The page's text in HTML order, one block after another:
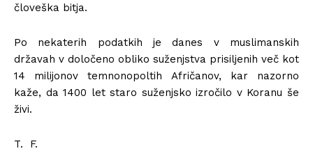
človeška bitja.
Po nekaterih podatkih je danes v muslimanskih
državah v določeno obliko suženjstva prisiljenih več kot
14 milijonov temnonopoltih Afričanov, kar nazorno
kaže, da 1400 let staro suženjsko izročilo v Koranu še
živi.
T. F.